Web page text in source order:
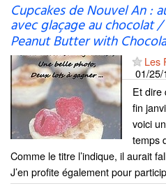
Cupcakes de Nouvel An :
avec glaçage au chocolat
Peanut Butter with
Les
01/25/
Et dire
fin
voici
temps
Comme le titre l’indique, il aurait
J’en profite également pour